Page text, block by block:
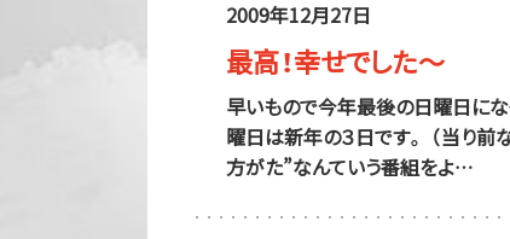
2009年12月27日
最高！幸せでした～
早いもので今年最後の日曜日に
曜日は新年の３日です。 （当り前
方がた”なんていう番組をよ…